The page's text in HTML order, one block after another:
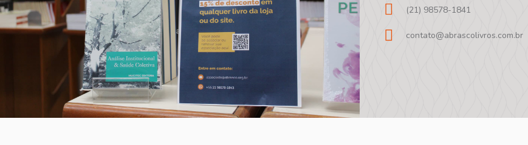
(21) 98578-1841
contato@abrascolivros.com.br